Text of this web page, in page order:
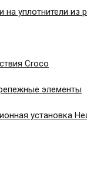
уплотнители из
Croco
элементы
установка